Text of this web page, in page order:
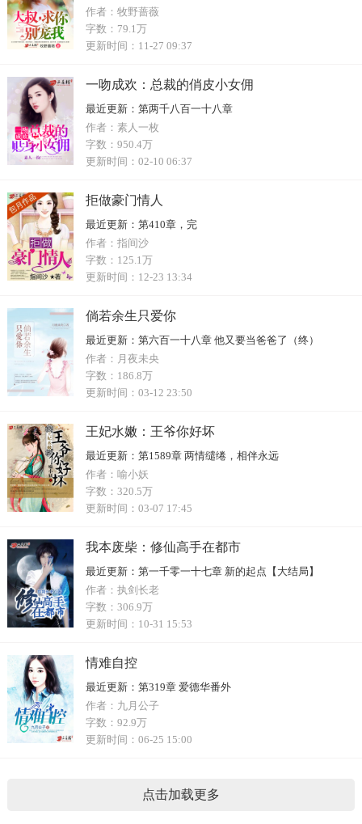
作者： 牧野蔷薇
字数： 79.1万
更新时间： 11-27 09:37
一吻成欢：总裁的俏皮小女佣
最近更新： 第两千八百一十八章
作者： 素人一枚
字数： 950.4万
更新时间： 02-10 06:37
拒做豪门情人
最近更新： 第410章，完
作者： 指间沙
字数： 125.1万
更新时间： 12-23 13:34
倘若余生只爱你
最近更新： 第六百一十八章 他又要当爸爸了（终）
作者： 月夜未央
字数： 186.8万
更新时间： 03-12 23:50
王妃水嫩：王爷你好坏
最近更新： 第1589章 两情缱绻，相伴永远
作者： 喻小妖
字数： 320.5万
更新时间： 03-07 17:45
我本废柴：修仙高手在都市
最近更新： 第一千零一十七章 新的起点【大结局】
作者： 执剑长老
字数： 306.9万
更新时间： 10-31 15:53
情难自控
最近更新： 第319章 爱德华番外
作者： 九月公子
字数： 92.9万
更新时间： 06-25 15:00
点击加载更多